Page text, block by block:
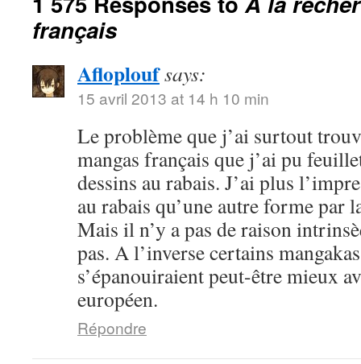
français
Afloploufsays:
15 avril 2013 at 14 h 10 min
Le problème que j’ai surtout
mangas français que j’ai pu
dessins au rabais. J’ai plus
au rabais qu’une autre forme par
Mais il n’y a pas de raison
pas. A l’inverse certains
s’épanouiraient peut-être mieux
européen.
Répondre